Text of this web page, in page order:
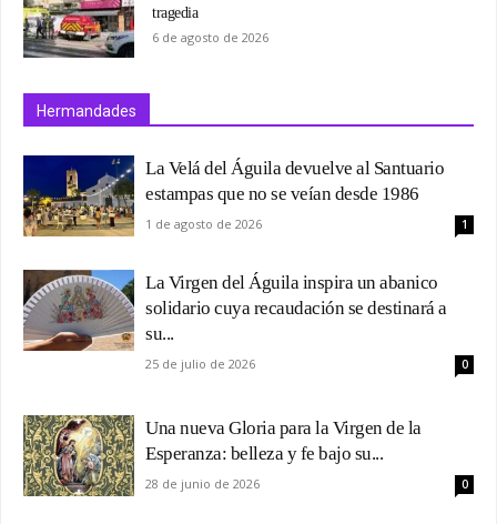
tragedia
6 de agosto de 2026
Hermandades
La Velá del Águila devuelve al Santuario
estampas que no se veían desde 1986
1 de agosto de 2026 1
La Virgen del Águila inspira un abanico
solidario cuya recaudación se destinará a
su...
25 de julio de 2026 0
Una nueva Gloria para la Virgen de la
Esperanza: belleza y fe bajo su...
28 de junio de 2026 0